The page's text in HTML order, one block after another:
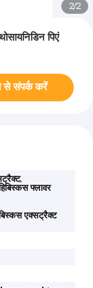
2/2
पिएं
से संपर्क करें
,
फ्लावर
एक्सट्रैक्ट